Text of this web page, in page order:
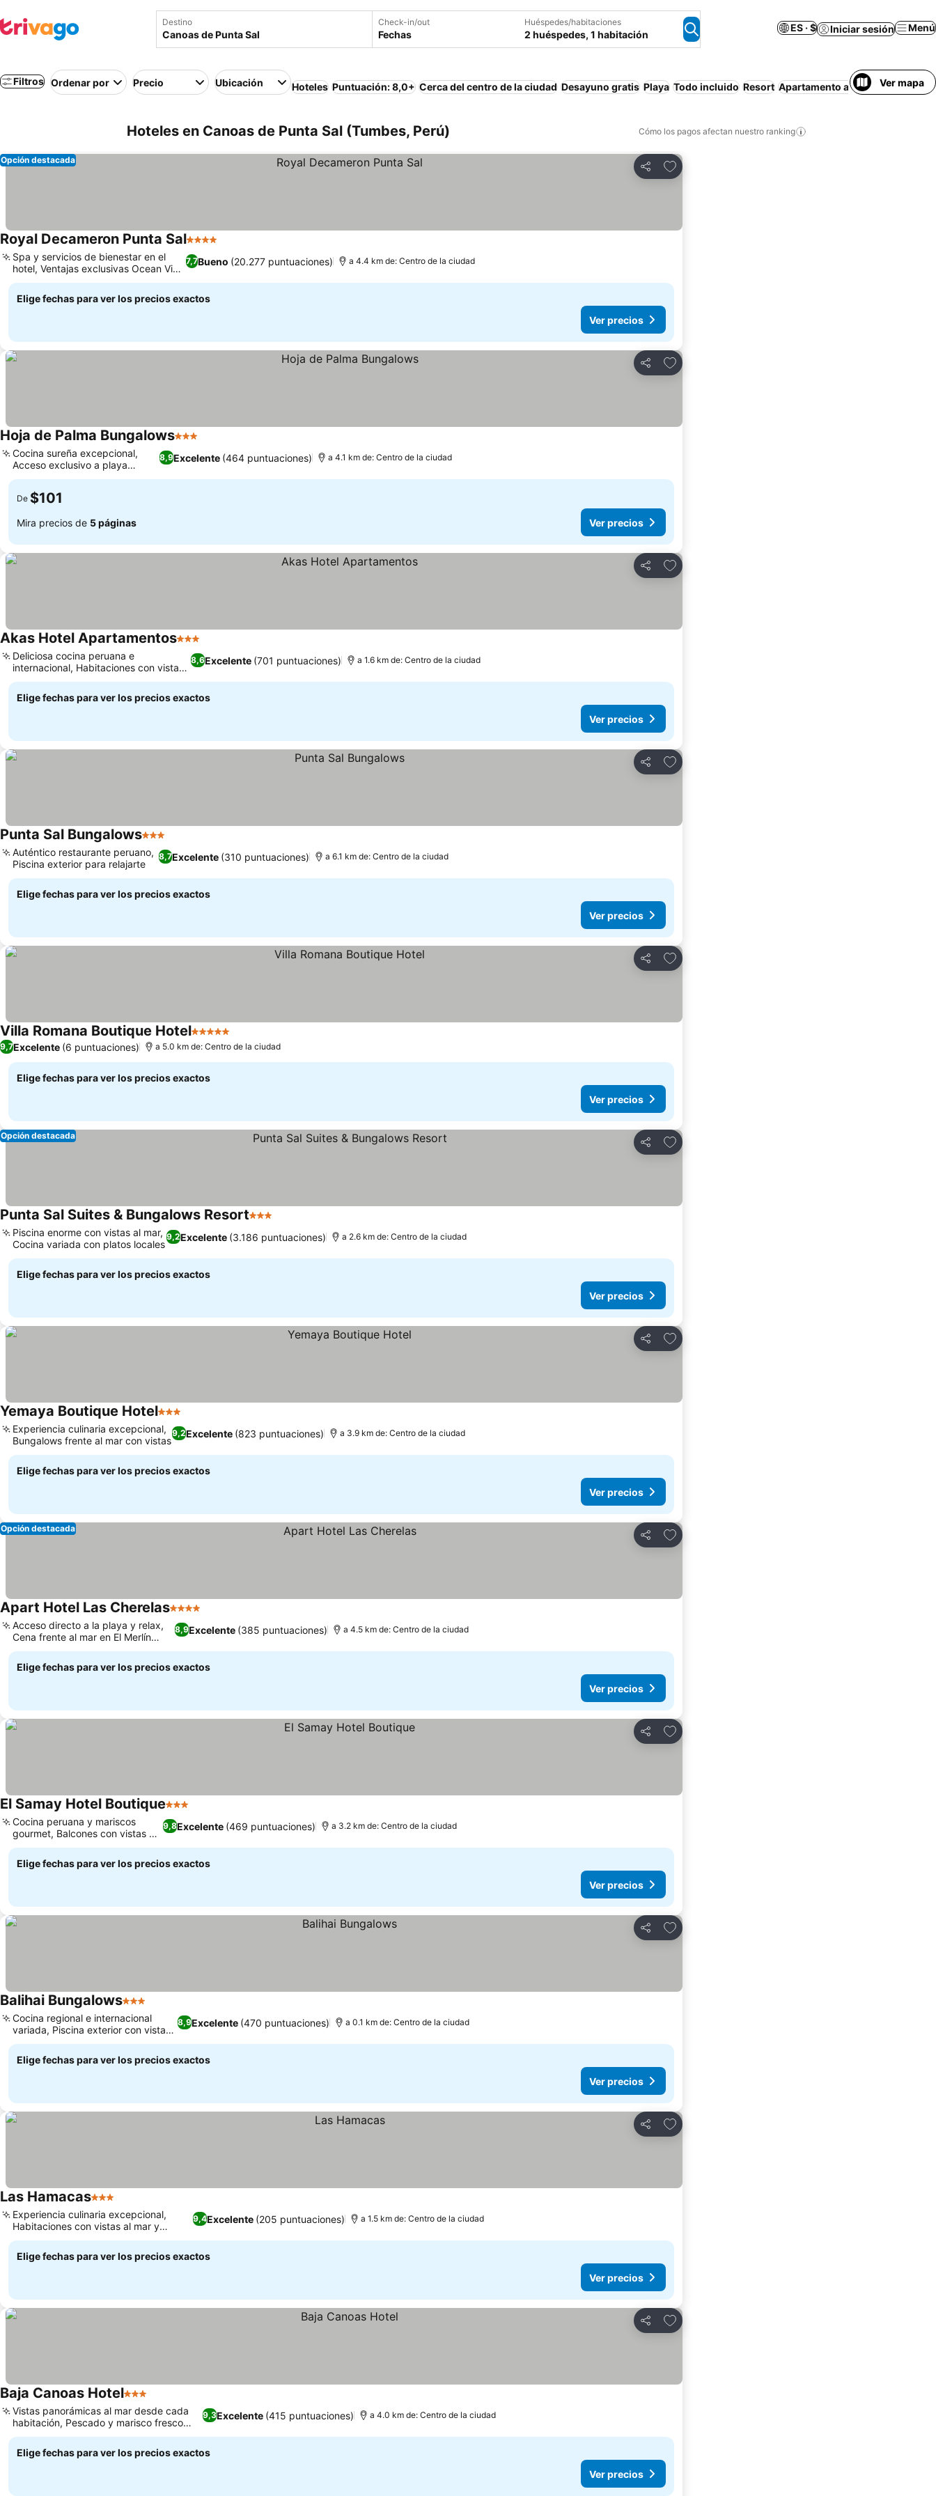
Destino Check-in/out
Fechas
Huéspedes/habitaciones
2 huéspedes, 1 habitación
ES · $ Iniciar sesión Menú
Filtros Ordenar por Precio Ubicación Hoteles Puntuación: 8,0+ Cerca del centro de la ciudad Desayuno gratis Playa Todo incluido Resort Apartamento amueblado Casa
Ver mapa
Hoteles en Canoas de Punta Sal (Tumbes, Perú) Cómo los pagos afectan nuestro ranking
Compartir
Agregar a favoritos
Opción destacada
Royal Decameron Punta Sal4 Estrellas
7,7Bueno (20.277 puntuaciones)
Spa y servicios de bienestar en el
hotel, Ventajas exclusivas Ocean View
Plus
a 4.4 km de: Centro de la ciudad
Elige fechas para ver los precios exactos
Ver precios
Compartir
Agregar a favoritos
Hoja de Palma Bungalows3 Estrellas
8,9Excelente (464 puntuaciones)
Cocina sureña excepcional,
Acceso exclusivo a playa
privada
a 4.1 km de: Centro de la ciudad
De $101
Mira precios de 5 páginas Ver precios
Compartir
Agregar a favoritos
Akas Hotel Apartamentos3 Estrellas
8,6Excelente (701 puntuaciones)
Deliciosa cocina peruana e
internacional, Habitaciones con vistas
al mar y balcón
a 1.6 km de: Centro de la ciudad
Elige fechas para ver los precios exactos
Ver precios
Compartir
Agregar a favoritos
Punta Sal Bungalows3 Estrellas
8,7Excelente (310 puntuaciones)
Auténtico restaurante peruano,
Piscina exterior para relajarte
a 6.1 km de: Centro de la ciudad
Elige fechas para ver los precios exactos
Ver precios
Compartir
Agregar a favoritos
Villa Romana Boutique Hotel5 Estrellas
9,7Excelente (6 puntuaciones) a 5.0 km de: Centro de la ciudad
Elige fechas para ver los precios exactos
Ver precios
Compartir
Agregar a favoritos
Opción destacada
Punta Sal Suites & Bungalows Resort3 Estrellas
9,2Excelente (3.186 puntuaciones)
Piscina enorme con vistas al mar,
Cocina variada con platos locales
a 2.6 km de: Centro de la ciudad
Elige fechas para ver los precios exactos
Ver precios
Compartir
Agregar a favoritos
Yemaya Boutique Hotel3 Estrellas
9,2Excelente (823 puntuaciones)
Experiencia culinaria excepcional,
Bungalows frente al mar con vistas
a 3.9 km de: Centro de la ciudad
Elige fechas para ver los precios exactos
Ver precios
Compartir
Agregar a favoritos
Opción destacada
Apart Hotel Las Cherelas4 Estrellas
8,9Excelente (385 puntuaciones)
Acceso directo a la playa y relax,
Cena frente al mar en El Merlín
Negro
a 4.5 km de: Centro de la ciudad
Elige fechas para ver los precios exactos
Ver precios
Compartir
Agregar a favoritos
El Samay Hotel Boutique3 Estrellas
9,8Excelente (469 puntuaciones)
Cocina peruana y mariscos
gourmet, Balcones con vistas al
mar
a 3.2 km de: Centro de la ciudad
Elige fechas para ver los precios exactos
Ver precios
Compartir
Agregar a favoritos
Balihai Bungalows3 Estrellas
8,9Excelente (470 puntuaciones)
Cocina regional e internacional
variada, Piscina exterior con vistas
al mar
a 0.1 km de: Centro de la ciudad
Elige fechas para ver los precios exactos
Ver precios
Compartir
Agregar a favoritos
Las Hamacas3 Estrellas
9,4Excelente (205 puntuaciones)
Experiencia culinaria excepcional,
Habitaciones con vistas al mar y
terraza privada
a 1.5 km de: Centro de la ciudad
Elige fechas para ver los precios exactos
Ver precios
Compartir
Agregar a favoritos
Baja Canoas Hotel3 Estrellas
9,3Excelente (415 puntuaciones)
Vistas panorámicas al mar desde cada
habitación, Pescado y marisco fresco
excepcional
a 4.0 km de: Centro de la ciudad
Elige fechas para ver los precios exactos
Ver precios